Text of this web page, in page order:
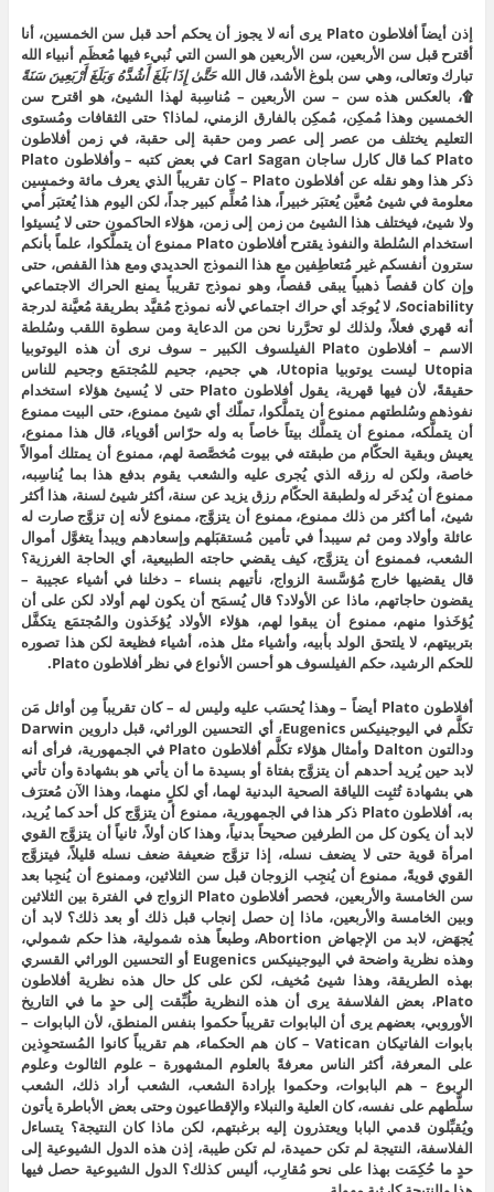
إذن أيضاً أفلاطون Plato يرى أنه لا يجوز أن يحكم أحد قبل سن الخمسين، أنا
أقترح قبل سن الأربعين، سن الأربعين هو السن التي نُبيء فيها مُعظَم أنبياء الله
تبارك وتعالى، وهي سن بلوغ الأشد، قال اللهحَتَّىٰ إِذَا بَلَغَ أَشُدَّهُ وَبَلَغَ أَرْبَعِينَ سَنَةً
۩، بالعكس هذه سن – سن الأربعين – مُناسِبة لهذا الشيئ، هو اقترح سن
الخمسين وهذا مُمكِن، مُمكِن بالفارق الزمني، لماذا؟ حتى الثقافات ومُستوى
التعليم يختلف من عصر إلى عصر ومن حقبة إلى حقبة، في زمن أفلاطون
Plato كما قال كارل ساجان Carl Sagan في بعض كتبه – وأفلاطون Plato
ذكر هذا وهو نقله عن أفلاطون Plato – كان تقريباً الذي يعرف مائة وخمسين
معلومة في شيئ مُعيَّن يُعتبَر خبيراً، هذا مُعلِّم كبير جداً، لكن اليوم هذا يُعتبَر أُمي
ولا شيئ، فيختلف هذا الشيئ من زمن إلى زمن، هؤلاء الحاكمون حتى لا يُسيئوا
استخدام السُلطة والنفوذ يقترح أفلاطون Plato ممنوع أن يتملَّكوا، علماً بأنكم
سترون أنفسكم غير مُتعاطِفين مع هذا النموذج الحديدي ومع هذا القفص، حتى
وإن كان قفصاً ذهبياً يبقى قفصاً، وهو نموذج تقريباً يمنع الحراك الاجتماعي
Sociability، لا يُوجَد أي حراك اجتماعي لأنه نموذج مُقيَّد بطريقة مُعيَّنة لدرجة
أنه قهري فعلاً، ولذلك لو تحرَّرنا نحن من الدعاية ومن سطوة اللقب وسُلطة
الاسم – أفلاطون Plato الفيلسوف الكبير – سوف نرى أن هذه اليوتوبيا
Utopia ليست يوتوبيا Utopia، هي جحيم، جحيم للمُجتمَع وجحيم للناس
حقيقةً، لأن فيها قهرية، يقول أفلاطون Plato حتى لا يُسيئ هؤلاء استخدام
نفوذهم وسُلطتهم ممنوع أن يتملَّكوا، تملّك أي شيئ ممنوع، حتى البيت ممنوع
أن يتملَّكه، ممنوع أن يتملَّك بيتاً خاصاً به وله حرّاس أقوياء، قال هذا ممنوع،
يعيش وبقية الحكّام من طبقته في بيوت مُخصَّصة لهم، ممنوع أن يمتلك أموالاً
خاصة، ولكن له رزقه الذي يُجرى عليه والشعب يقوم بدفع هذا بما يُناسِبه،
ممنوع أن يُدخَر له ولطبقة الحكّام رزق يزيد عن سنة، أكثر شيئ لسنة، هذا أكثر
شيئ، أما أكثر من ذلك ممنوع، ممنوع أن يتزوَّج، ممنوع لأنه إن تزوَّج صارت له
عائلة وأولاد ومن ثم سيبدأ في تأمين مُستقبَلهم وإسعادهم ويبدأ يتغوَّل أموال
الشعب، فممنوع أن يتزوَّج، كيف يقضي حاجته الطبيعية، أي الحاجة الغرزية؟
قال يقضيها خارج مُؤسَّسة الزواج، نأتيهم بنساء – دخلنا في أشياء عجيبة –
يقضون حاجاتهم، ماذا عن الأولاد؟ قال يُسمَح أن يكون لهم أولاد لكن على أن
يُؤخَذوا منهم، ممنوع أن يبقوا لهم، هؤلاء الأولاد يُؤخَذون والمُجتمَع يتكفَّل
بتربيتهم، لا يلتحق الولد بأبيه، وأشياء مثل هذه، أشياء فظيعة لكن هذا تصوره
للحكم الرشيد، حكم الفيلسوف هو أحسن الأنواع في نظر أفلاطون Plato.
أفلاطون Plato أيضاً – وهذا يُحسَب عليه وليس له – كان تقريباً مِن أوائل مَن
تكلَّم في اليوجينيكس Eugenics، أي التحسين الوراثي، قبل داروين Darwin
ودالتون Dalton وأمثال هؤلاء تكلَّم أفلاطون Plato في الجمهورية، فرأى أنه
لابد حين يُريد أحدهم أن يتزوَّج بفتاة أو بسيدة ما أن يأتي هو بشهادة وأن تأتي
هي بشهادة تُثبِت اللياقة الصحية البدنية لهما، أي لكلٍ منهما، وهذا الآن مُعترَف
به، أفلاطون Plato ذكر هذا في الجمهورية، ممنوع أن يتزوَّج كل أحد كما يُريد،
لابد أن يكون كل من الطرفين صحيحاً بدنياً، وهذا كان أولاً، ثانياً أن يتزوَّج القوي
امرأة قوية حتى لا يضعف نسله، إذا تزوَّج ضعيفة ضعف نسله قليلاً، فيتزوَّج
القوي قويةً، ممنوع أن يُنجِب الزوجان قبل سن الثلاثين، وممنوع أن يُنجِبا بعد
سن الخامسة والأربعين، فحصر أفلاطون Plato الزواج في الفترة بين الثلاثين
وبين الخامسة والأربعين، ماذا إن حصل إنجاب قبل ذلك أو بعد ذلك؟ لابد أن
يُجهَض، لابد من الإجهاض Abortion، وطبعاً هذه شمولية، هذا حكم شمولي،
وهذه نظرية واضحة في اليوجينيكس Eugenics أو التحسين الوراثي القسري
بهذه الطريقة، وهذا شيئ مُخيف، لكن على كل حال هذه نظرية أفلاطون
Plato، بعض الفلاسفة يرى أن هذه النظرية طُبِّقت إلى حدٍ ما في التاريخ
الأوروبي، بعضهم يرى أن البابوات تقريباً حكموا بنفس المنطق، لأن البابوات –
بابوات الفاتيكان Vatican – كان هم الحكماء، هم تقريباً كانوا المُستحوِذين
على المعرفة، أكثر الناس معرفةً بالعلوم المشهورة – علوم الثالوث وعلوم
الربوع – هم البابوات، وحكموا بإرادة الشعب، الشعب أراد ذلك، الشعب
سلَّطهم على نفسه، كان العلية والنبلاء والإقطاعيون وحتى بعض الأباطرة يأتون
ويُقبِّلون قدمي البابا ويعتذرون إليه برغبتهم، لكن ماذا كان النتيجة؟ يتساءل
الفلاسفة، النتيجة لم تكن حميدة، لم تكن طيبة، إذن هذه الدول الشيوعية إلى
حدٍ ما حُكِمَت بهذا على نحو مُقارِب، أليس كذلك؟ الدول الشيوعية حصل فيها